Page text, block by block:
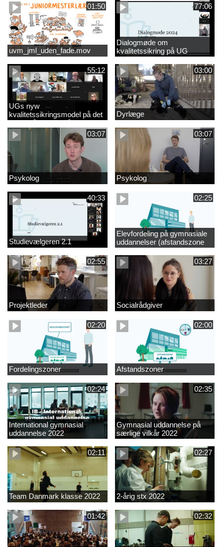
01:50
uvm_jml_uden_fade.mov
77:06
Dialogmøde om
kvalitetssikring på UG
55:12
UGs nyw
kvalitetssikringsmodel på det
videregående område
03:00
Dyrlæge
03:07
Psykolog
03:07
Psykolog
40:33
Studievælgeren 2.1
02:25
Elevfordeling på gymnasiale
uddannelser (afstandszone
redigeret)
02:55
Projektleder
03:27
Socialrådgiver
02:20
Fordelingszoner
02:00
Afstandszoner
02:24
International gymnasial
uddannelse 2022
02:35
Gymnasial uddannelse på
særlige vilkår 2022
02:11
Team Danmark klasse 2022
02:27
2-årig stx 2022
01:42 02:32